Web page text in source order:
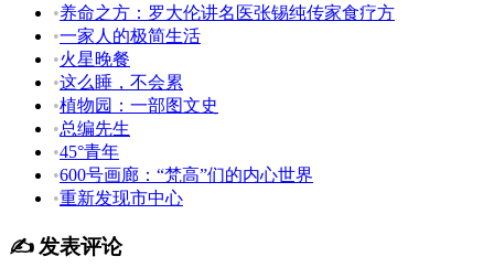
•养命之方：罗大伦讲名医张锡纯传家食疗方
•一家人的极简生活
•火星晚餐
•这么睡，不会累
•植物园：一部图文史
•总编先生
•45°青年
•600号画廊：“梵高”们的内心世界
•重新发现市中心
✍️ 发表评论